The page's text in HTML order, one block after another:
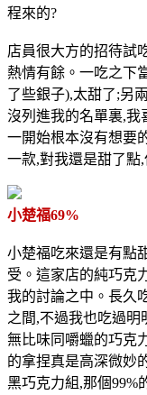
程來的?
店員很大方的招待試
熱情有餘。一吃之下
了些銀子),太甜了;另
沒列進我的名單裏,我
一開始根本沒有想要
一款,對我還是甜了點
小楚福69%
小楚福吃來還是有點
受。這家店的純巧克
我的討論之中。長久
之間,不過我也吃過明
無比味同嚼蠟的巧克
的拿捏真是高深微妙
黑巧克力組,那個99%